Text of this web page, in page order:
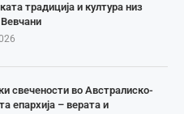
традиција и култура низ
свечености во Австралиско-
епархија – верата и